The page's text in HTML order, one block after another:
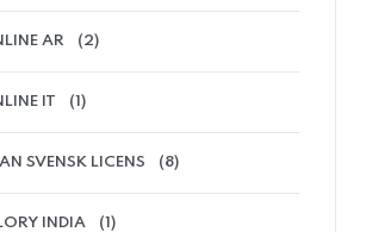
AR (2)
IT (1)
SVENSK LICENS (8)
INDIA (1)